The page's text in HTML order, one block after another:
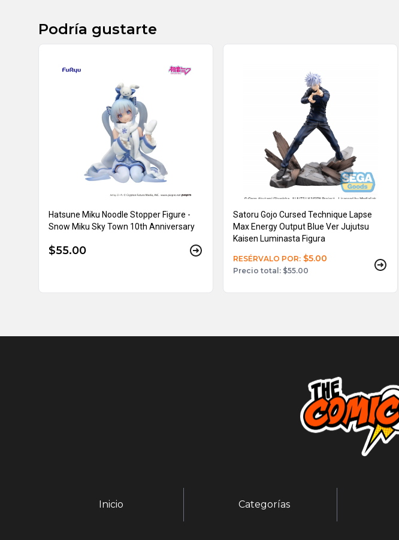
Podría gustarte
Hatsune Miku Noodle Stopper Figure -
Snow Miku Sky Town 10th Anniversary
$55.00
Satoru Gojo Cursed Technique Lapse
Max Energy Output Blue Ver Jujutsu
Kaisen Luminasta Figura
RESÉRVALO POR: $5.00
Precio total: $55.00
Inicio Categorías